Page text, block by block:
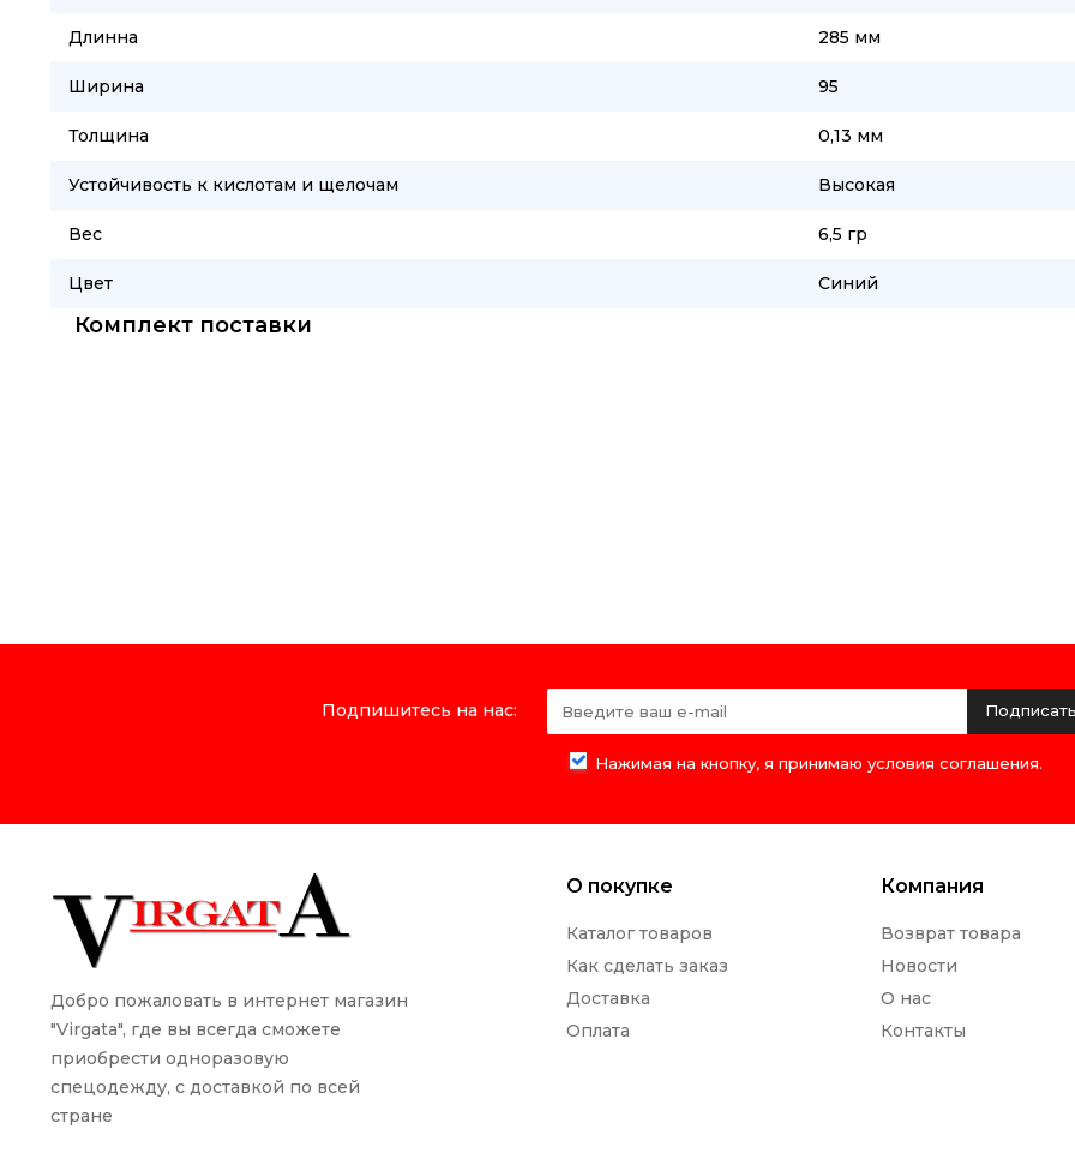
Длинна 285 мм
Ширина 95
Толщина 0,13 мм
Устойчивость к кислотам и щелочам Высокая
Вес 6,5 гр
Цвет Синий
Комплект поставки
Подпишитесь на нас:
Нажимая на кнопку, я принимаю условия соглашения.
Добро пожаловать в интернет магазин
"Virgata", где вы всегда сможете
приобрести одноразовую
спецодежду, с доставкой по всей
стране
О покупке
Каталог товаров
Как сделать заказ
Доставка
Оплата
Компания
Возврат товара
Новости
О нас
Контакты